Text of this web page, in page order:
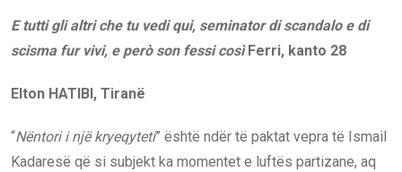
E tutti gli altri che tu vedi qui, seminator di scandalo e di
scisma fur vivi, e però son fessi cosìFerri, kanto 28
Elton HATIBI, Tiranë
“Nëntori i një kryeqyteti” është ndër të paktat vepra të Ismail
Kadaresë që si subjekt ka momentet e luftës partizane, aq